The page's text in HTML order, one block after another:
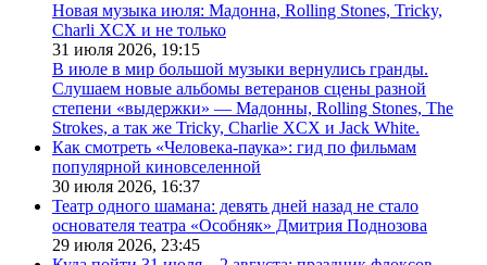
Новая музыка июля: Мадонна, Rolling Stones, Tricky,
Charli XCX и не только
31 июля 2026, 19:15
В июле в мир большой музыки вернулись гранды.
Слушаем новые альбомы ветеранов сцены разной
степени «выдержки» — Мадонны, Rolling Stones, The
Strokes, а так же Tricky, Charlie XCX и Jack White.
Как смотреть «Человека-паука»: гид по фильмам
популярной киновселенной
30 июля 2026, 16:37
Театр одного шамана: девять дней назад не стало
основателя театра «Особняк» Дмитрия Поднозова
29 июля 2026, 23:45